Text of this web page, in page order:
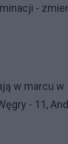
-
w marcu w
- 11,